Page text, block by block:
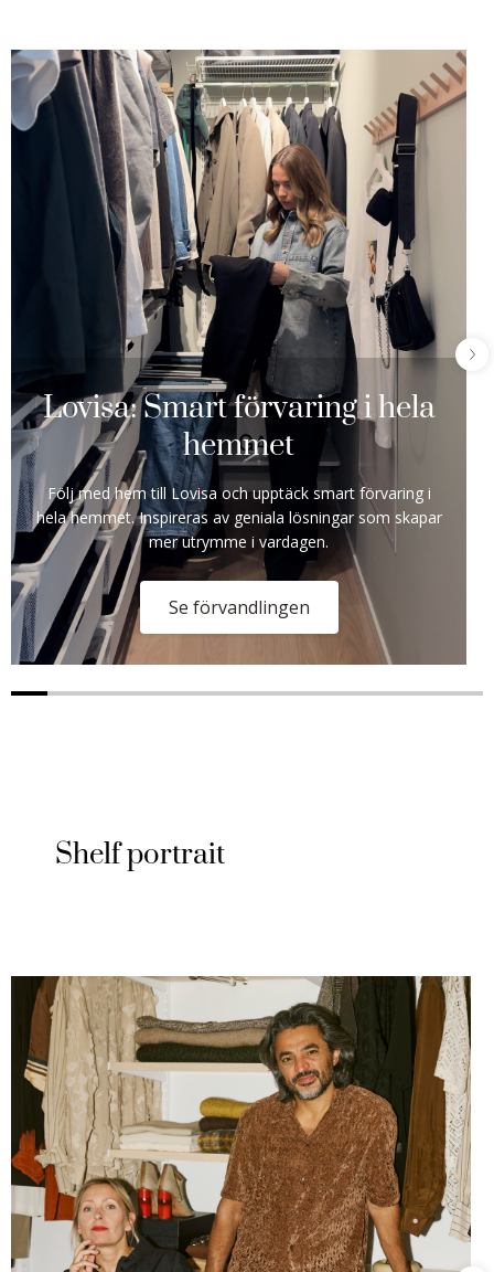
Lovisa: Smart förvaring i hela
hemmet
Följ med hem till Lovisa och upptäck smart förvaring i
hela hemmet. Inspireras av geniala lösningar som skapar
mer utrymme i vardagen.
Se förvandlingen
Shelf portrait